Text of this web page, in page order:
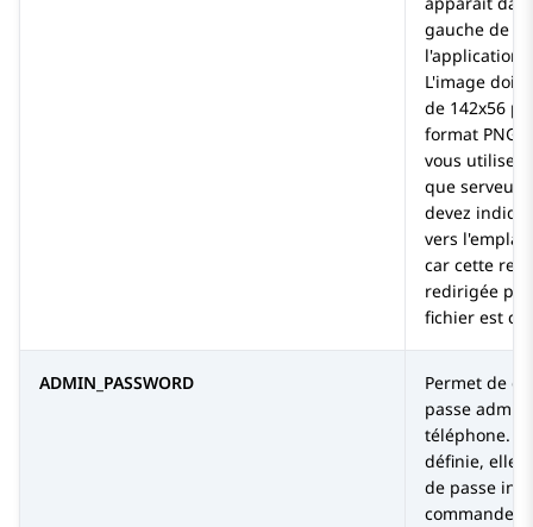
gauche de
l'application
L'image doit
de 142x56
format PNG,
vous utilisez
que serveur
devez
vers
car cette
redirigée
fichier est
ADMIN_PASSWORD
Permet de
passe
téléphone.
définie, elle
de passe
commande